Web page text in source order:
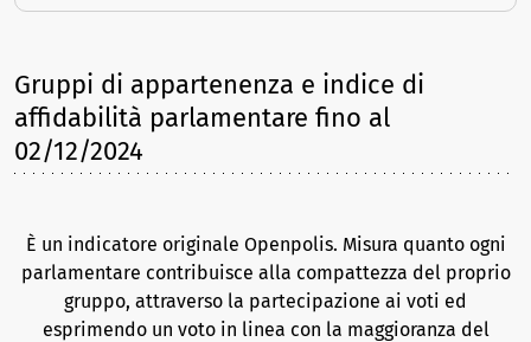
Gruppi di appartenenza e indice di
affidabilità parlamentare fino al
02/12/2024
È un indicatore originale Openpolis. Misura quanto ogni
parlamentare contribuisce alla compattezza del proprio
gruppo, attraverso la partecipazione ai voti ed
esprimendo un voto in linea con la maggioranza del